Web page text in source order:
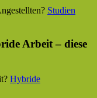
Studien
Arbeit – diese
Hybride